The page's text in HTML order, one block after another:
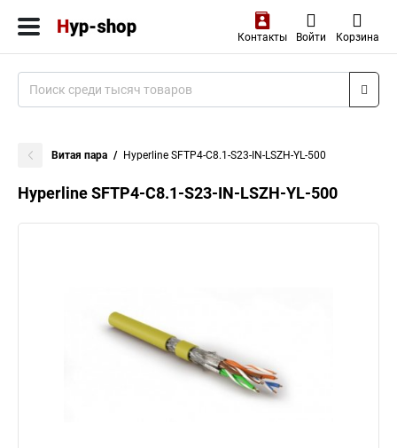
Контакты Войти Корзина
Витая пара Hyperline SFTP4-C8.1-S23-IN-LSZH-YL-500
Hyperline SFTP4-C8.1-S23-IN-LSZH-YL-500